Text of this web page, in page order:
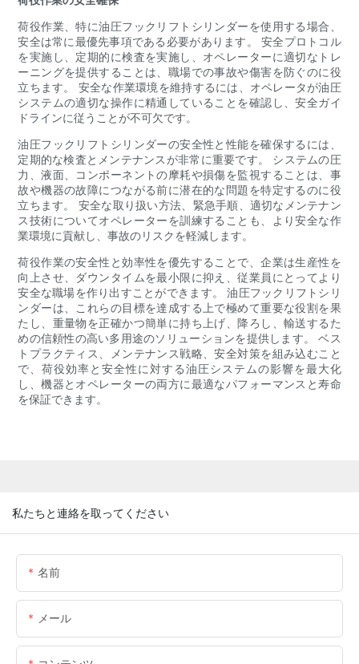
荷役作業、特に油圧フックリフトシリンダーを使用する場合、
安全は常に最優先事項である必要があります。 安全プロトコル
を実施し、定期的に検査を実施し、オペレーターに適切なトレ
ーニングを提供することは、職場での事故や傷害を防ぐのに役
立ちます。 安全な作業環境を維持するには、オペレータが油圧
システムの適切な操作に精通していることを確認し、安全ガイ
ドラインに従うことが不可欠です。
油圧フックリフトシリンダーの安全性と性能を確保するには、
定期的な検査とメンテナンスが非常に重要です。 システムの圧
力、液面、コンポーネントの摩耗や損傷を監視することは、事
故や機器の故障につながる前に潜在的な問題を特定するのに役
立ちます。 安全な取り扱い方法、緊急手順、適切なメンテナン
ス技術についてオペレーターを訓練することも、より安全な作
業環境に貢献し、事故のリスクを軽減します。
荷役作業の安全性と効率性を優先することで、企業は生産性を
向上させ、ダウンタイムを最小限に抑え、従業員にとってより
安全な職場を作り出すことができます。 油圧フックリフトシリ
ンダーは、これらの目標を達成する上で極めて重要な役割を果
たし、重量物を正確かつ簡単に持ち上げ、降ろし、輸送するた
めの信頼性の高い多用途のソリューションを提供します。 ベス
トプラクティス、メンテナンス戦略、安全対策を組み込むこと
で、荷役効率と安全性に対する油圧システムの影響を最大化
し、機器とオペレーターの両方に最適なパフォーマンスと寿命
を保証できます。
私たちと連絡を取ってください
名前
メール